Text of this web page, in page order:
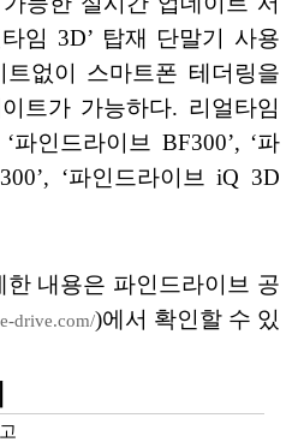
임 3D’ 탑재 단말기 사용
없이 스마트폰 테더링을
트가 가능하다. 리얼타임
인드라이브 BF300’, ‘파
‘파인드라이브 iQ 3D
내용은 파인드라이브 공
drive.com/)에서 확인할 수 있